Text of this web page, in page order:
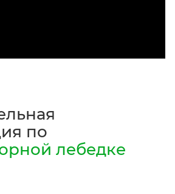
по
лебедке